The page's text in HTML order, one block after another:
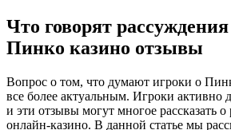
Что говорят
Пинко казино отзывы
Вопрос о том, что думают игроки о
все более актуальным. Игроки активно
и эти отзывы могут многое рассказать о
онлайн-казино. В данной статье мы